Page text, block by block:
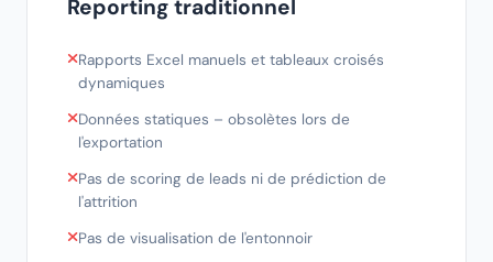
Reporting traditionnel
Rapports Excel manuels et tableaux croisés
dynamiques
Données statiques – obsolètes lors de
l'exportation
Pas de scoring de leads ni de prédiction de
l'attrition
Pas de visualisation de l'entonnoir